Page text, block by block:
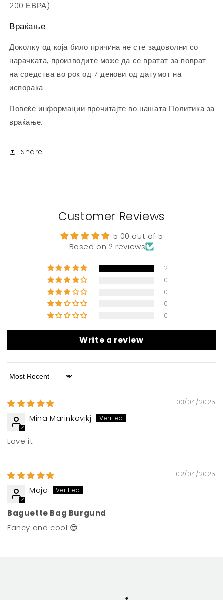
200 ЕВРА)
Враќање
Доколку од која било причина не сте задоволни со
нарачката, производите може да се вратат за поврат
на средства во рок од 7 денови од датумот на
испорака.
Повеќе информации прочитајте во нашата Политика за
враќање.
Share
Customer Reviews
5.00 out of 5
Based on 2 reviews
2
0
0
0
0
Write a review
Sort by
03/04/2025
Mina Marinkovikj
Love it
02/04/2025
Maja
Baguette Bag Burgund
Fancy and cool 😎